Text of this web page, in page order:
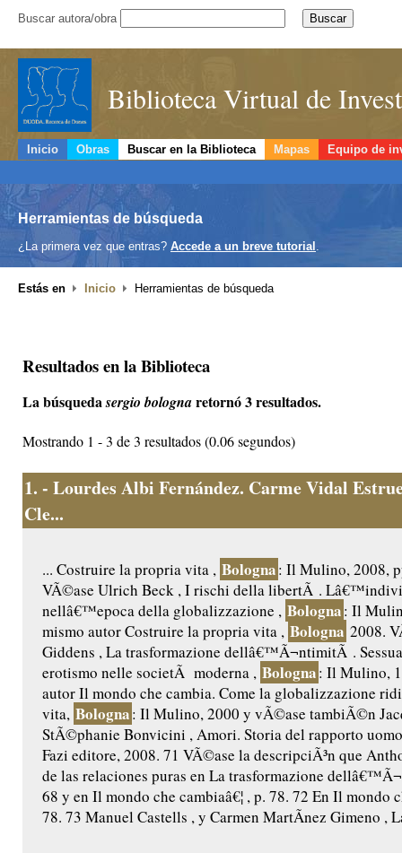
Buscar autora/obra
Biblioteca Virtual de
Inicio Obras Buscar en la Biblioteca Mapas Equipo de
Herramientas de búsqueda
¿La primera vez que entras? Accede a un breve tutorial .
Estás en Inicio Herramientas de búsqueda
Resultados en la Biblioteca
La búsquedasergio bolognaretornó 3 resultados.
Mostrando 1 - 3 de 3 resultados (0.06 segundos)
1. - Lourdes Albi Fernández. Carme Vidal
Cle...
... Costruire la propria vita , Bologna: Il Mulino, 2008,
VÃ©ase Ulrich Beck , I rischi della libertÃ .
nellâ€™epoca della globalizzazione , Bologna: Il
mismo autor Costruire la propria vita , Bologna 2008.
Giddens , La trasformazione dellâ€™Ã¬ntimitÃ .
erotismo nelle societÃ moderna , Bologna: Il Mulino,
autor Il mondo che cambia. Come la globalizzazione
vita, Bologna: Il Mulino, 2000 y vÃ©ase tambiÃ©n
StÃ©phanie Bonvicini , Amori. Storia del rapporto
Fazi editore, 2008. 71 VÃ©ase la descripciÃ³n que
de las relaciones puras en La trasformazione
68 y en Il mondo che cambiaâ€¦ , p. 78. 72 En Il mondo
78. 73 Manuel Castells , y Carmen MartÃ­nez Gimeno ,